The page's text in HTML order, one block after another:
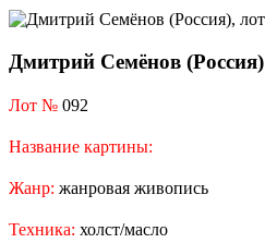
Дмитрий Семёнов (Россия)
Лот № 092
Название картины:
Жанр: жанровая живопись
Техника: холст/масло